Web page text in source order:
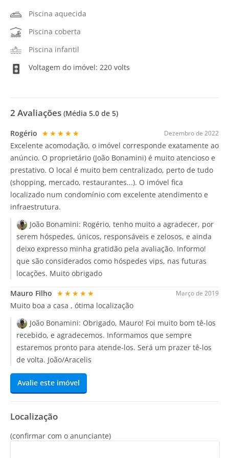
Piscina aquecida
Piscina coberta
Piscina infantil
Voltagem do imóvel: 220 volts
2 Avaliações (Média 5.0 de 5)
Dezembro de 2022
Rogério ★★★★★
Excelente acomodação, o imóvel corresponde exatamente ao
anúncio. O proprietário (João Bonamini) é muito atencioso e
prestativo. O local é muito bem centralizado, perto de tudo
(shopping, mercado, restaurantes...). O imóvel fica
localizado num condomínio com excelente atendimento e
infraestrutura.
João Bonamini: Rogério, tenho muito a agradecer, por
serem hóspedes, únicos, responsáveis e zelosos, e ainda
deixo expresso minha gratidão pela avaliação. Informo!
que são considerados como hóspedes vips, nas futuras
locações. Muito obrigado
Março de 2019
Mauro Filho ★★★★★
Muito boa a casa , ótima localização
João Bonamini: Obrigado, Mauro! Foi muito bom tê-los
recebido, e agradecemos. Informamos que sempre
estaremos pronto para atende-los. Será um prazer tê-los
de volta. João/Aracelis
Avalie este imóvel
Localização
(confirmar com o anunciante)